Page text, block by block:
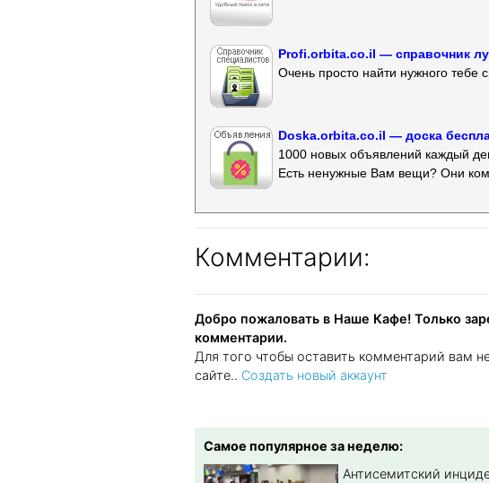
Profi.orbita.co.il — справочник
Очень просто найти нужного тебе
Doska.orbita.co.il — доска
1000 новых объявлений каждый
Есть ненужные Вам вещи? Они
Комментарии:
Добро пожаловать в Наше Кафе! Только
комментарии.
Для того чтобы оставить комментарий вам
сайте.. Создать новый аккаунт
Самое популярное за неделю:
Антисемитский